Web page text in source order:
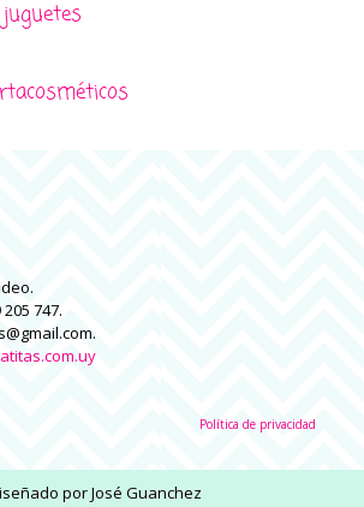
747.
Política de privacidad
porJosé Guanchez